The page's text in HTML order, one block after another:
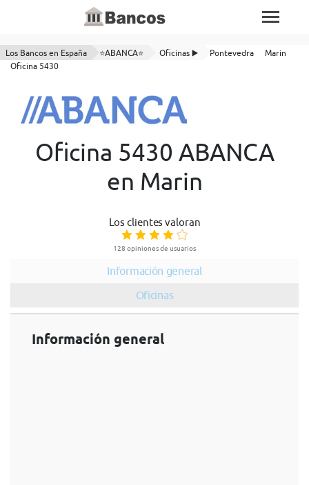
Los Bancos en España ⭐ABANCA⭐ Oficinas ▶️ Pontevedra
Marin
Oficina 5430
Oficina 5430 ABANCA
en Marin
Los clientes valoran
128 opiniones de usuarios
Información general
Oficinas
Información general